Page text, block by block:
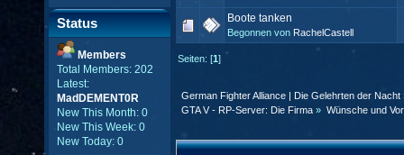
Status
Members
Total Members: 202
Latest:
MadDEMENT0R
New This Month: 0
New This Week: 0
New Today: 0
Boote tanken
Begonnen von RachelCastell
Seiten: [1]
German Fighter Alliance | Die Gelehrten der Nacht
GTA V - RP-Server: Die Firma » Wünsche und